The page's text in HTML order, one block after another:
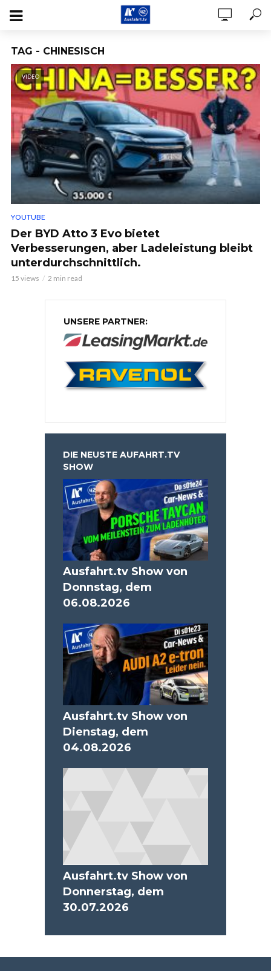
TAG - CHINESISCH
VIDEO
YOUTUBE
Der BYD Atto 3 Evo bietet
Verbesserungen, aber Ladeleistung bleibt
unterdurchschnittlich.
15 views 2 min read
UNSERE PARTNER:
DIE NEUSTE AUFAHRT.TV
SHOW
Ausfahrt.tv Show von
Donnstag, dem
06.08.2026
Ausfahrt.tv Show von
Dienstag, dem
04.08.2026
Ausfahrt.tv Show von
Donnerstag, dem
30.07.2026